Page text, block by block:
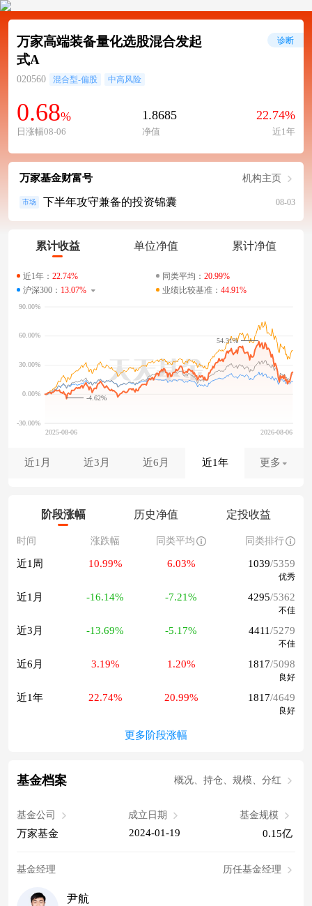
万家高端装备量化选股混合发起
式A
020560 混合型-偏股 中高风险
0.68%
日涨幅08-06
1.8685
净值
22.74%
近1年
诊断
万家基金财富号 机构主页
市场 下半年攻守兼备的投资锦囊 08-03
累计收益 单位净值 累计净值
近1年： 22.74% 同类平均： 20.99%
沪深300： 13.07% 业绩比较基准： 44.91%
-4.62%
54.31%
近1月 近3月 近6月 近1年 更多
阶段涨幅 历史净值 定投收益
时间 涨跌幅 同类平均 同类排行
近1周 10.99% 6.03% 1039/5359
优秀
近1月 -16.14% -7.21% 4295/5362
不佳
近3月 -13.69% -5.17% 4411/5279
不佳
近6月 3.19% 1.20% 1817/5098
良好
近1年 22.74% 20.99% 1817/4649
良好
更多阶段涨幅
基金档案 概况、持仓、规模、分红
基金公司
万家基金
成立日期
2024-01-19
基金规模
0.15亿
基金经理 历任基金经理
尹航